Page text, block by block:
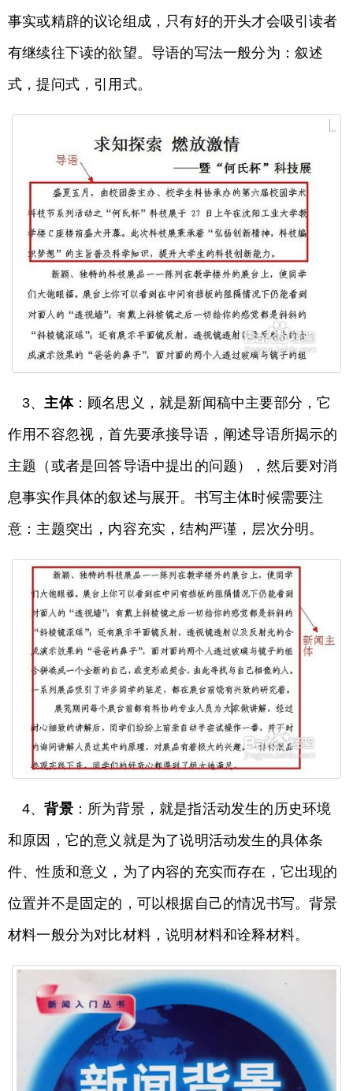
事实或精辟的议论组成，只有好的开头才会吸引读者
有继续往下读的欲望。导语的写法一般分为：叙述
式，提问式，引用式。
3、主体：顾名思义，就是新闻稿中主要部分，它
作用不容忽视，首先要承接导语，阐述导语所揭示的
主题（或者是回答导语中提出的问题），然后要对消
息事实作具体的叙述与展开。书写主体时候需要注
意：主题突出，内容充实，结构严谨，层次分明。
4、背景：所为背景，就是指活动发生的历史环境
和原因，它的意义就是为了说明活动发生的具体条
件、性质和意义，为了内容的充实而存在，它出现的
位置并不是固定的，可以根据自己的情况书写。背景
材料一般分为对比材料，说明材料和诠释材料。